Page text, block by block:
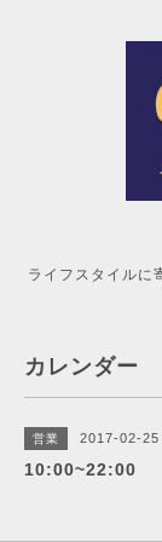
自分だけ
ライフスタイルに
カレンダー
営業 2017-02-25
10:00~22:00